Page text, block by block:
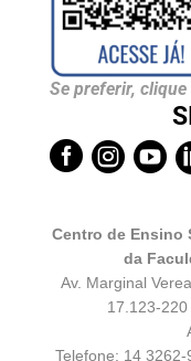
Se preferir, clique
  
Centro de Ensino
da
Av. Marginal
17.123-
Telefone: 14